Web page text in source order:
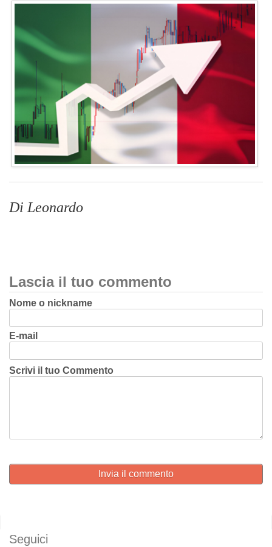
Di Leonardo
Lascia il tuo commento
Nome o nickname
E-mail
Scrivi il tuo Commento
Invia il commento
Seguici